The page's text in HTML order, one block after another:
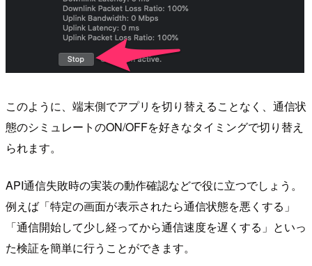
このように、端末側でアプリを切り替えることなく、通信状
態のシミュレートのON/OFFを好きなタイミングで切り替え
られます。
API通信失敗時の実装の動作確認などで役に立つでしょう。
例えば「特定の画面が表示されたら通信状態を悪くする」
「通信開始して少し経ってから通信速度を遅くする」といっ
た検証を簡単に行うことができます。